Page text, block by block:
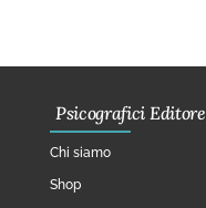
Psicografici Editore
Chi siamo
Shop